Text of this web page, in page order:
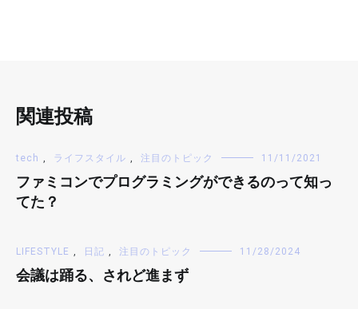
関連投稿
tech , ライフスタイル , 注目のトピック 11/11/2021
ファミコンでプログラミングができるのって知っ
てた？
LIFESTYLE , 日記 , 注目のトピック 11/28/2024
会議は踊る、されど進まず